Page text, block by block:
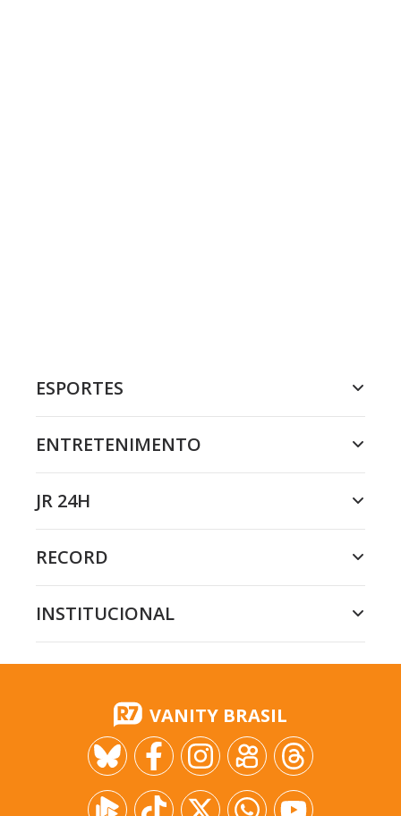
ESPORTES
ENTRETENIMENTO
JR 24H
RECORD
INSTITUCIONAL
VANITY BRASIL